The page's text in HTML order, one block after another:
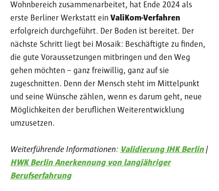
Wohnbereich zusammenarbeitet, hat Ende 2024 als
erste Berliner Werkstatt ein ValiKom-Verfahren
erfolgreich durchgeführt. Der Boden ist bereitet. Der
nächste Schritt liegt bei Mosaik: Beschäftigte zu finden,
die gute Voraussetzungen mitbringen und den Weg
gehen möchten – ganz freiwillig, ganz auf sie
zugeschnitten. Denn der Mensch steht im Mittelpunkt
und seine Wünsche zählen, wenn es darum geht, neue
Möglichkeiten der beruflichen Weiterentwicklung
umzusetzen.
Weiterführende Informationen: Validierung IHK Berlin|
HWK Berlin Anerkennung von langjähriger
Berufserfahrung